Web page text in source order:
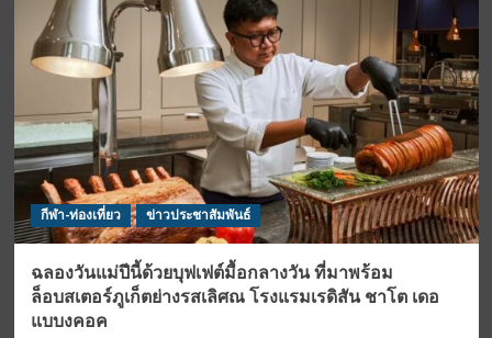
กีฬา-ท่องเที่ยว ข่าวประชาสัมพันธ์
ฉลองวันแม่ปีนี้ด้วยบุฟเฟต์มื้อกลางวัน ที่มาพร้อม
ล็อบสเตอร์ภูเก็ตย่างรสเลิศณ โรงแรมเรดิสัน ชาโต เดอ
แบบงคอค